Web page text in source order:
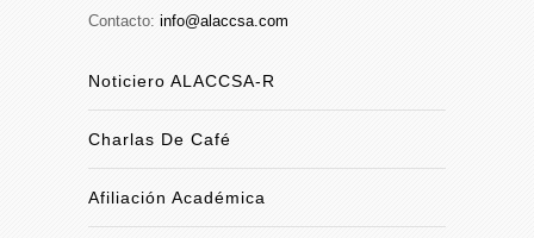
Contacto: info@alaccsa.com
Noticiero ALACCSA-R
Charlas De Café
Afiliación Académica